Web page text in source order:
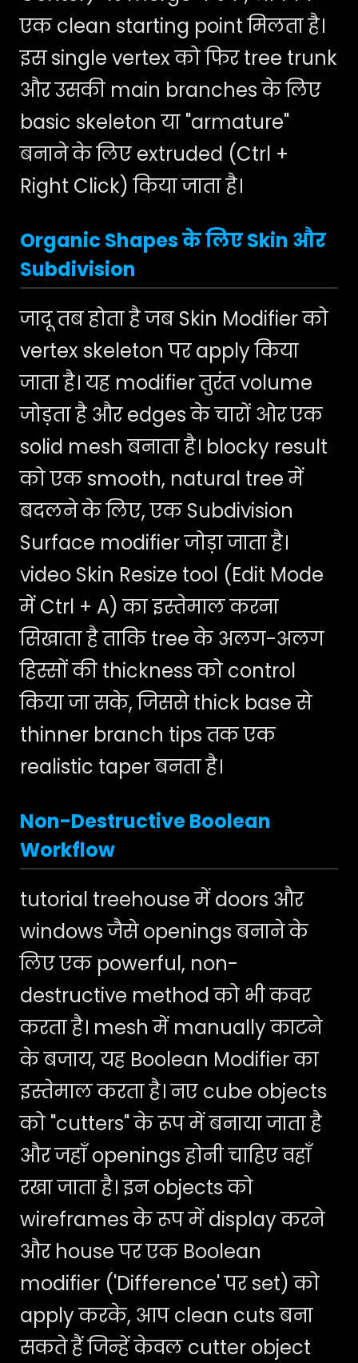
एक clean starting point मिलता है।
इस single vertex को फिर tree trunk
और उसकी main branches के लिए
basic skeleton या "armature"
बनाने के लिए extruded (Ctrl +
Right Click) किया जाता है।
Organic Shapes के लिए Skin और
Subdivision
जादू तब होता है जब Skin Modifier को
vertex skeleton पर apply किया
जाता है। यह modifier तुरंत volume
जोड़ता है और edges के चारों ओर एक
solid mesh बनाता है। blocky result
को एक smooth, natural tree में
बदलने के लिए, एक Subdivision
Surface modifier जोड़ा जाता है।
video Skin Resize tool (Edit Mode
में Ctrl + A) का इस्तेमाल करना
सिखाता है ताकि tree के अलग-अलग
हिस्सों की thickness को control
किया जा सके, जिससे thick base से
thinner branch tips तक एक
realistic taper बनता है।
Non-Destructive Boolean
Workflow
tutorial treehouse में doors और
windows जैसे openings बनाने के
लिए एक powerful, non-
destructive method को भी कवर
करता है। mesh में manually काटने
के बजाय, यह Boolean Modifier का
इस्तेमाल करता है। नए cube objects
को "cutters" के रूप में बनाया जाता है
और जहाँ openings होनी चाहिए वहाँ
रखा जाता है। इन objects को
wireframes के रूप में display करने
और house पर एक Boolean
modifier ('Difference' पर set) को
apply करके, आप clean cuts बना
सकते हैं जिन्हें केवल cutter object